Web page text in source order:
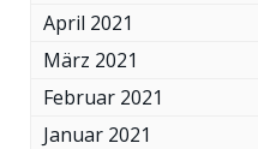
April 2021
März 2021
Februar 2021
Januar 2021